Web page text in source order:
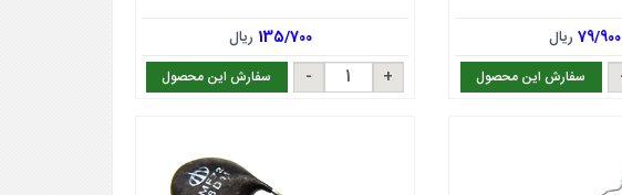
79/900 ریال
سفارش این محصول
135/700 ریال
سفارش این محصول